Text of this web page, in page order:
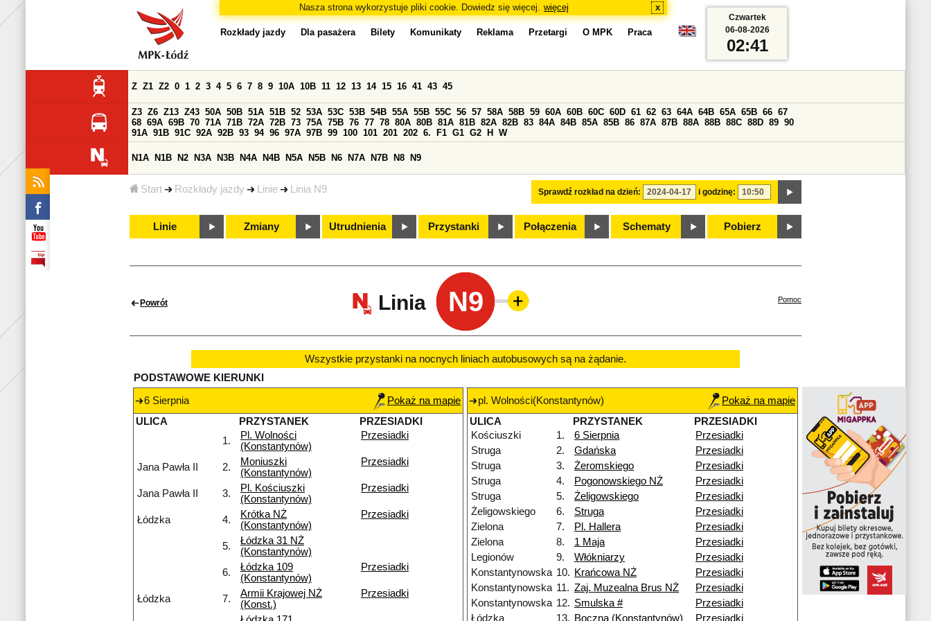
Nasza strona wykorzystuje pliki cookie. Dowiedz się więcej. więcej x
Start Rozkłady jazdy Linie Linia N9
Rozkłady jazdy Dla pasażera Bilety Komunikaty Reklama Przetargi O MPK Praca
Sprawdź rozkład na dzień: i godzinę:
Z Z1 Z2 0 1 2 3 4 5 6 7 8 9 10A 10B 11 12 13 14 15 16 41 43 45
Z3 Z6 Z13 Z43 50A 50B 51A 51B 52 53A 53C 53B 54B 55A 55B 55C 56 57 58A 58B 59 60A 60B 60C 60D 61 62 63 64A 64B 65A 65B 66 67
68 69A 69B 70 71A 71B 72A 72B 73 75A 75B 76 77 78 80A 80B 81A 81B 82A 82B 83 84A 84B 85A 85B 86 87A 87B 88A 88B 88C 88D 89 90
91A 91B 91C 92A 92B 93 94 96 97A 97B 99 100 101 201 202 6. F1 G1 G2 H W
N1A N1B N2 N3A N3B N4A N4B N5A N5B N6 N7A N7B N8 N9
Linie Zmiany Utrudnienia Przystanki Połączenia Schematy Pobierz
Czwartek
06-08-2026
02:41
Powrót Linia N9 Pomoc
Wszystkie przystanki na nocnych liniach autobusowych są na żądanie.
PODSTAWOWE KIERUNKI
6 Sierpnia
Pokaż na mapie
ULICA
PRZYSTANEK
PRZESIADKI
1.
Pl. Wolności
(Konstantynów)
Przesiadki
Jana Pawła II 2.
Moniuszki
(Konstantynów)
Przesiadki
Jana Pawła II 3.
Pl. Kościuszki
(Konstantynów)
Przesiadki
Łódzka 4.
Krótka NŻ
(Konstantynów)
Przesiadki
5.
Łódzka 31 NŻ
(Konstantynów)
6.
Łódzka 109
(Konstantynów)
Przesiadki
Łódzka 7.
Armii Krajowej NŻ
(Konst.)
Przesiadki
pl. Wolności(Konstantynów)
Pokaż na mapie
ULICA
PRZYSTANEK
PRZESIADKI
Kościuszki
1. 6 Sierpnia
Przesiadki
Struga
2. Gdańska
Przesiadki
Struga
3. Żeromskiego
Przesiadki
Struga
4. Pogonowskiego NŻ
Przesiadki
Struga
5. Żeligowskiego
Przesiadki
Żeligowskiego
6. Struga
Przesiadki
Zielona
7. Pl. Hallera
Przesiadki
Zielona
8. 1 Maja
Przesiadki
Legionów
9. Włókniarzy
Przesiadki
Konstantynowska 10. Krańcowa NŻ
Przesiadki
Konstantynowska 11. Zaj. Muzealna Brus NŻ
Przesiadki
Konstantynowska 12. Smulska #
Przesiadki
Łódzka
13. Boczna (Konstantynów) Przesiadki